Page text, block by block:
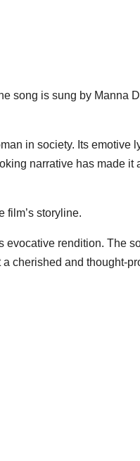
song is sung by Manna
in society. Its emotive
narrative has made it
film’s storyline.
rendition. The
cherished and thought-